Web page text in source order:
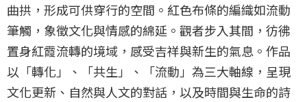
曲拱，形成可供穿行的空間。紅色布條的編織如流動
筆觸，象徵文化與情感的綿延。觀者步入其間，彷彿
置身紅霞流轉的境域，感受吉祥與新生的氣息。作品
以「轉化」、「共生」、「流動」為三大軸線，呈現
文化更新、自然與人文的對話，以及時間與生命的詩